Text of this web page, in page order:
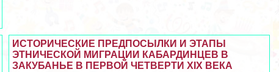
ИСТОРИЧЕСКИЕ ПРЕДПОСЫЛКИ И ЭТАПЫ
ЭТНИЧЕСКОЙ МИГРАЦИИ КАБАРДИНЦЕВ В
ЗАКУБАНЬЕ В ПЕРВОЙ ЧЕТВЕРТИ XIX ВЕКА